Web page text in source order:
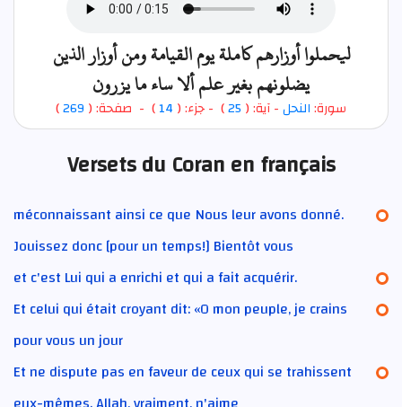
ليحملوا أوزارهم كاملة يوم القيامة ومن أوزار الذين
يضلونهم بغير علم ألا ساء ما يزرون
سورة:النحل- آية: ( 25
) - جزء: ( 14) - صفحة: (269
)
Versets du Coran en français
méconnaissant ainsi ce que Nous leur avons donné.
Jouissez donc [pour un temps!] Bientôt vous
et c'est Lui qui a enrichi et qui a fait acquérir.
Et celui qui était croyant dit: «O mon peuple, je crains
pour vous un jour
Et ne dispute pas en faveur de ceux qui se trahissent